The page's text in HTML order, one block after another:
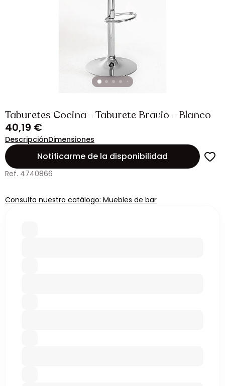
Taburetes Cocina - Taburete Bravio - Blanco
40,19 €
DescripciónDimensiones
Notificarme de la disponibilidad
Ref. 4740866
Consulta nuestro catálogo: Muebles de bar